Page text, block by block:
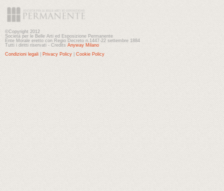
©Copyright 2012
Società per le Belle Arti ed Esposizione Permanente
Ente Morale eretto con Regio Decreto n.1447-22 settembre 1884
Tutti i diritti riservati - Credits Anyway Milano
Condizioni legali
Privacy Policy Cookie Policy